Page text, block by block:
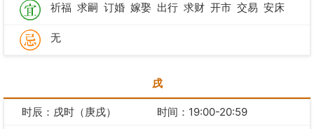
祈福 求嗣 订婚 嫁娶 出行 求财 开市 交易 安床
无
戌
时辰：戌时（庚戌）
时间：19:00-20:59